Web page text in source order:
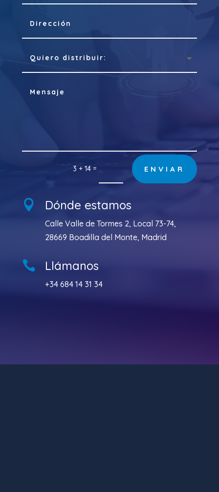
3 + 14 = ENVIAR
 Dónde estamos
Calle Valle de Tormes 2, Local 73-74,
28669 Boadilla del Monte, Madrid
 Llámanos
+34 684 14 31 34